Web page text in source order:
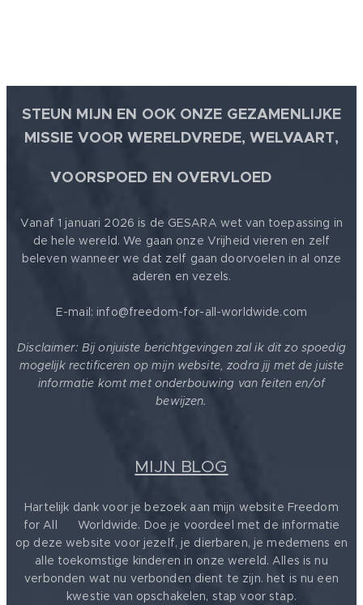
STEUN MIJN EN OOK ONZE GEZAMENLIJKE
MISSIE VOOR WERELDVREDE, WELVAART,
VOORSPOED EN OVERVLOED
Vanaf 1 januari 2026 is de GESARA wet van toepassing in
de hele wereld. We gaan onze Vrijheid vieren en zelf
beleven wanneer we dat zelf gaan doorvoelen in al onze
aderen en vezels.
E-mail: info@freedom-for-all-worldwide.com
Disclaimer: Bij onjuiste berichtgevingen zal ik dit zo spoedig
mogelijk rectificeren op mijn website, zodra jij met de juiste
informatie komt met onderbouwing van feiten en/of
bewijzen.
MIJN BLOG
Hartelijk dank voor je bezoek aan mijn website Freedom
for All ❤️ Worldwide. Doe je voordeel met de informatie
op deze website voor jezelf, je dierbaren, je medemens en
alle toekomstige kinderen in onze wereld. Alles is nu
verbonden wat nu verbonden dient te zijn. het is nu een
kwestie van opschakelen, stap voor stap.